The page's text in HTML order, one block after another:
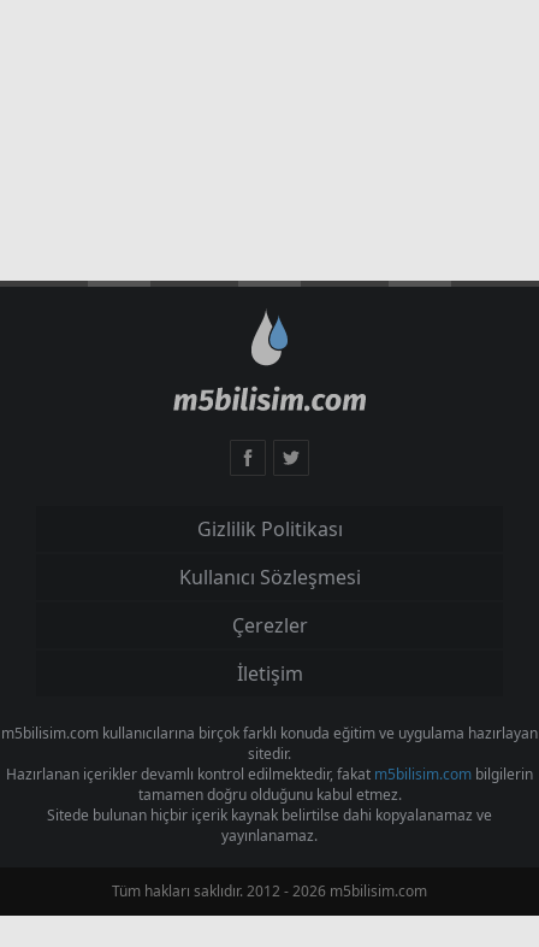
Gizlilik Politikası
Kullanıcı Sözleşmesi
Çerezler
İletişim
m5bilisim.com kullanıcılarına birçok farklı konuda eğitim ve uygulama hazırlayan
sitedir.
Hazırlanan içerikler devamlı kontrol edilmektedir, fakat m5bilisim.com bilgilerin
tamamen doğru olduğunu kabul etmez.
Sitede bulunan hiçbir içerik kaynak belirtilse dahi kopyalanamaz ve
yayınlanamaz.
Tüm hakları saklıdır. 2012 - 2026 m5bilisim.com